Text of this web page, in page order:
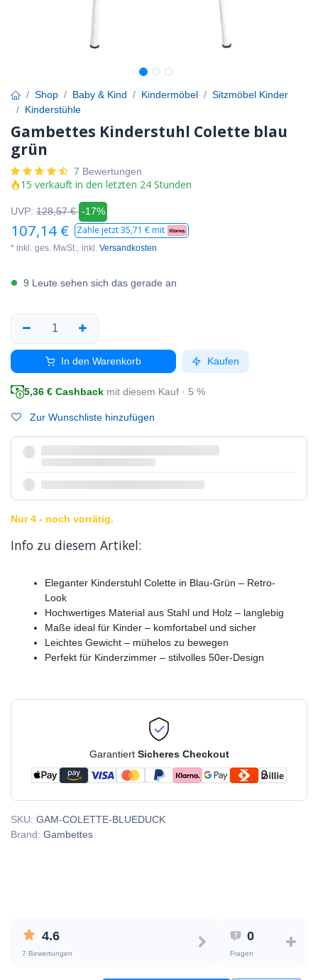
Shop Baby & Kind Kindermöbel
Sitzmöbel Kinder
Kinderstühle
Gambettes Kinderstuhl Colette blau
grün
7 Bewertungen
15 verkauft in den letzten 24 Stunden
UVP: 128,57€ -17%
107,14 € Zahle jetzt35,71 € mit
* inkl. ges. MwSt., inkl. Versandkosten
9 Leute sehen sich das gerade an
In den Warenkorb Kaufen
5,36 € Cashback mit diesem Kauf · 5 %
Zur Wunschliste hinzufügen
Nur 4 - noch vorrätig.
Info zu diesem Artikel:
Eleganter Kinderstuhl Colette in Blau-Grün – Retro-
Look
Hochwertiges Material aus Stahl und Holz – langlebig
Maße ideal für Kinder – komfortabel und sicher
Leichtes Gewicht – mühelos zu bewegen
Perfekt für Kinderzimmer – stilvolles 50er-Design
Garantiert Sicheres Checkout
SKU: GAM-COLETTE-BLUEDUCK
Brand: Gambettes
4.6
7 Bewertungen
0
Fragen